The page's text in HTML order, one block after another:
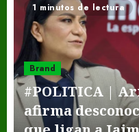
1 minutos de lectura
Brand
#POLITICA |
afirma